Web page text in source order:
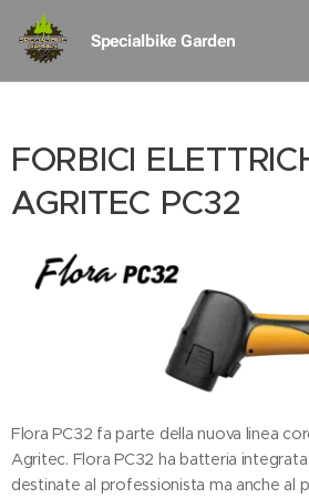
Specialbike Garden
FORBICI
AGRITEC PC32
Flora PC32 fa parte della nuova linea
Agritec. Flora PC32 ha batteria
destinate al professionista ma anche al